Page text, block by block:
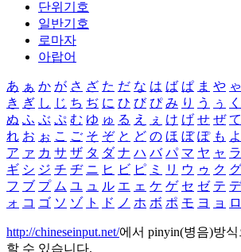
단위기호
일반기호
로마자
아랍어
あ ぁ か が さ ざ た だ な は ば ぱ ま や ゃ
き ぎ し じ ち ぢ に ひ び ぴ み り う ぅ く
ぬ ふ ぶ ぷ む ゆ ゅ る え ぇ け げ せ ぜ て
れ お ぉ こ ご そ ぞ と ど の ほ ぼ ぽ も よ
ア ァ カ サ ザ タ ダ ナ ハ バ パ マ ヤ ャ ラ
ギ シ ジ チ ヂ ニ ヒ ビ ピ ミ リ ウ ゥ ク グ
フ ブ プ ム ユ ュ ル エ ェ ケ ゲ セ ゼ テ デ
ォ コ ゴ ソ ゾ ト ド ノ ホ ボ ポ モ ヨ ョ ロ
http://chineseinput.net/에서 pinyin(병음)방
할 수 있습니다.